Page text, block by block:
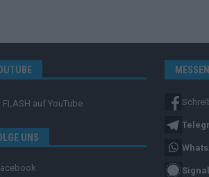
FLASH auf YouTube
UNS